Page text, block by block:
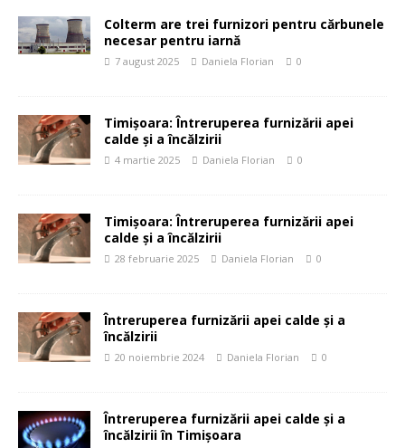
Colterm are trei furnizori pentru cărbunele
necesar pentru iarnă
7 august 2025 Daniela Florian 0
Timișoara: Întreruperea furnizării apei
calde și a încălzirii
4 martie 2025 Daniela Florian 0
Timișoara: Întreruperea furnizării apei
calde și a încălzirii
28 februarie 2025 Daniela Florian 0
Întreruperea furnizării apei calde și a
încălzirii
20 noiembrie 2024 Daniela Florian 0
Întreruperea furnizării apei calde și a
încălzirii în Timișoara